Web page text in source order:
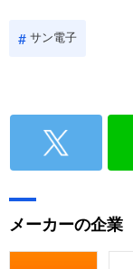
サン電子
メーカーの企業